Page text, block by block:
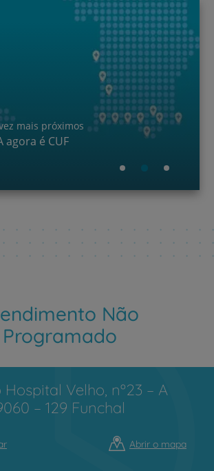
mais próximos
agora é CUF
Não
Programado
Hospital Velho, nº23 – A
– 129 Funchal
Abrir o mapa